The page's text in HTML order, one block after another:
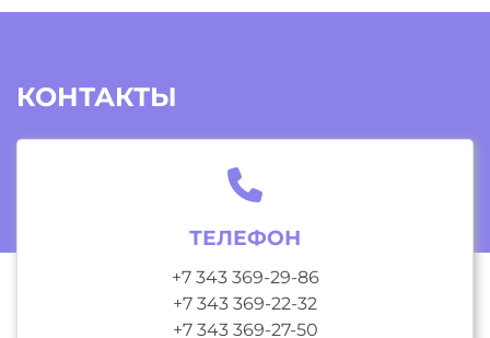
КОНТАКТЫ
ТЕЛЕФОН
+7 343 369-29-86
+7 343 369-22-32
+7 343 369-27-50